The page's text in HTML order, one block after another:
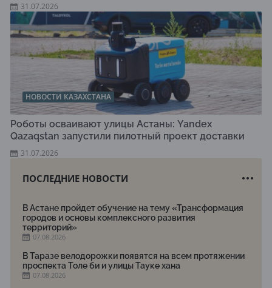
31.07.2026
НОВОСТИ КАЗАХСТАНА
Роботы осваивают улицы Астаны: Yandex
Qazaqstan запустили пилотный проект доставки
31.07.2026
ПОСЛЕДНИЕ НОВОСТИ
В Астане пройдет обучение на тему «Трансформация
городов и основы комплексного развития
территорий»
07.08.2026
В Таразе велодорожки появятся на всем протяжении
проспекта Толе би и улицы Тауке хана
07.08.2026